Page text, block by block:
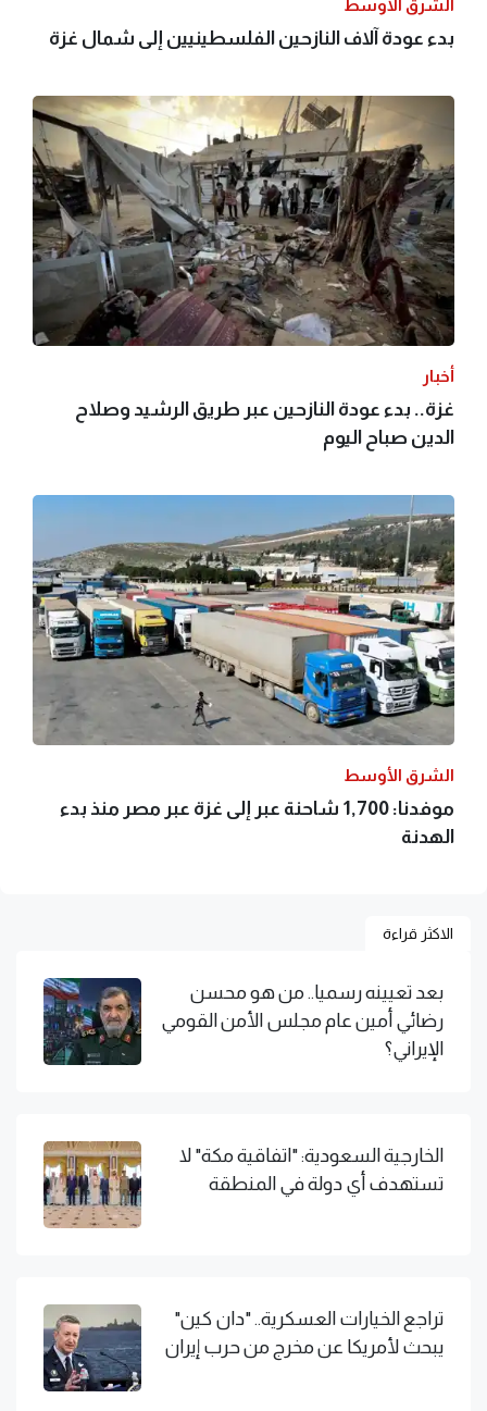
الشرق الأوسط
بدء عودة آلاف النازحين الفلسطينيين إلى شمال غزة
أخبار
غزة.. بدء عودة النازحين عبر طريق الرشيد وصلاح
الدين صباح اليوم
الشرق الأوسط
موفدنا: 1,700 شاحنة عبر إلى غزة عبر مصر منذ بدء
الهدنة
الاكثر قراءة
بعد تعيينه رسميا.. من هو محسن
رضائي أمين عام مجلس الأمن القومي
الإيراني؟
الخارجية السعودية: "اتفاقية مكة" لا
تستهدف أي دولة في المنطقة
تراجع الخيارات العسكرية.. "دان كين"
يبحث لأمريكا عن مخرج من حرب إيران